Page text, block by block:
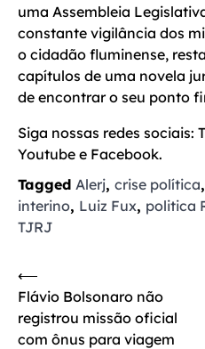
uma Assembleia
constante vigilância dos
o cidadão fluminense,
capítulos de uma novela
de encontrar o seu ponto
Siga nossas redes sociais:
Youtube e Facebook.
Tagged Alerj, crise política,
interino, Luiz Fux, politica
TJRJ
Navegação
de
Post
⟵
Flávio Bolsonaro não
registrou missão oficial
com ônus para viagem